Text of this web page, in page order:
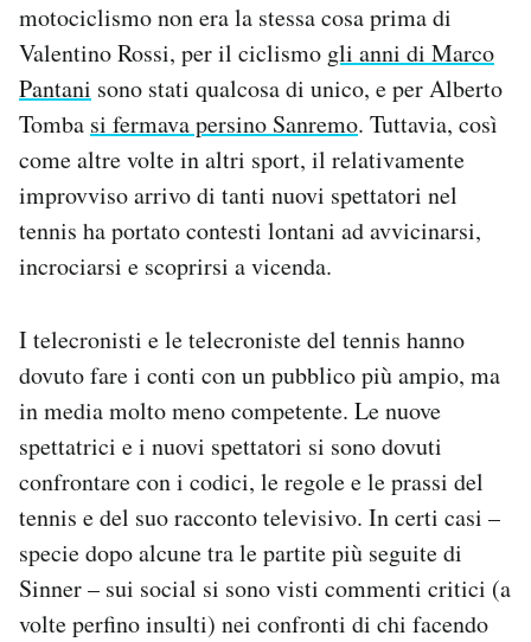
motociclismo non era la stessa cosa prima di
Valentino Rossi, per il ciclismo gli anni di Marco
Pantani sono stati qualcosa di unico, e per Alberto
Tomba si fermava persino Sanremo. Tuttavia, così
come altre volte in altri sport, il relativamente
improvviso arrivo di tanti nuovi spettatori nel
tennis ha portato contesti lontani ad avvicinarsi,
incrociarsi e scoprirsi a vicenda.
I telecronisti e le telecroniste del tennis hanno
dovuto fare i conti con un pubblico più ampio, ma
in media molto meno competente. Le nuove
spettatrici e i nuovi spettatori si sono dovuti
confrontare con i codici, le regole e le prassi del
tennis e del suo racconto televisivo. In certi casi –
specie dopo alcune tra le partite più seguite di
Sinner – sui social si sono visti commenti critici (a
volte perfino insulti) nei confronti di chi facendo